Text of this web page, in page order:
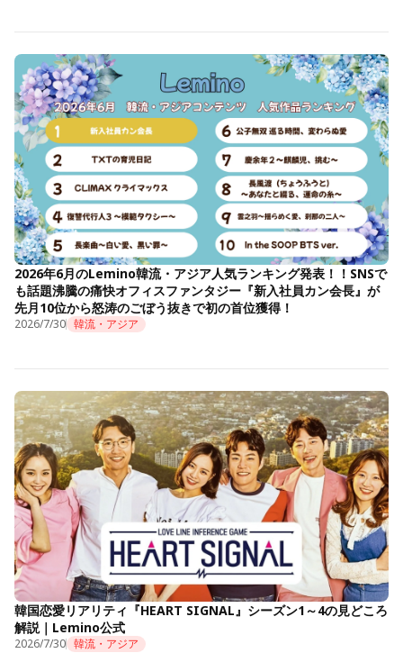
2026年6月のLemino韓流・アジア人気ランキング発表！！SNSで
も話題沸騰の痛快オフィスファンタジー『新入社員カン会長』が
先月10位から怒涛のごぼう抜きで初の首位獲得！
2026/7/30 韓流・アジア
韓国恋愛リアリティ『HEART SIGNAL』シーズン1～4の見どころ
解説｜Lemino公式
2026/7/30 韓流・アジア